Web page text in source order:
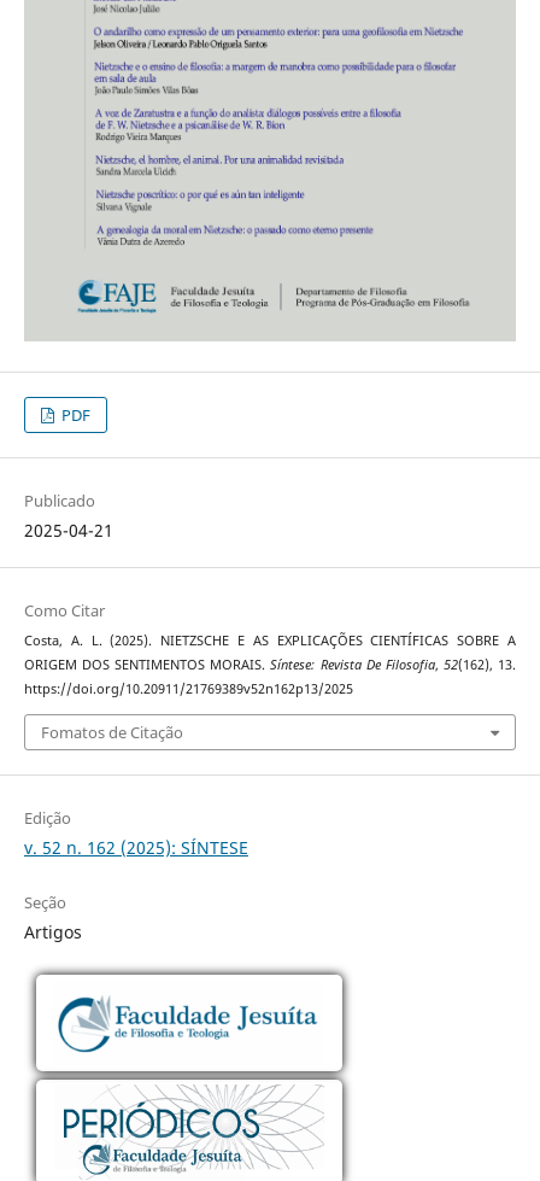
PDF
Publicado
2025-04-21
Como Citar
Costa, A. L. (2025). NIETZSCHE E AS EXPLICAÇÕES CIENTÍFICAS SOBRE A
ORIGEM DOS SENTIMENTOS MORAIS.Síntese: Revista De Filosofia, 52(162), 13.
https://doi.org/10.20911/21769389v52n162p13/2025
Fomatos de Citação
Edição
v. 52 n. 162 (2025): SÍNTESE
Seção
Artigos